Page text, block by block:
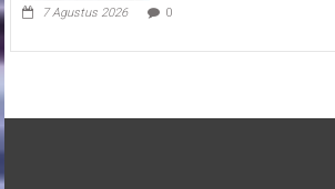
7 Agustus 2026 0